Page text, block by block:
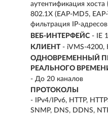
аутентификация
802.1X (EAP-MD5,
фильтрация IP-адресов
ВЕБ-ИНТЕРФЕЙС - IE
КЛИЕНТ - iVMS-4200,
ОДНОВРЕМЕННЫЙ
РЕАЛЬНОГО
- До 20 каналов
ПРОТОКОЛЫ
- IPv4/IPv6, HTTP,
SNMP, DNS, DDNS,